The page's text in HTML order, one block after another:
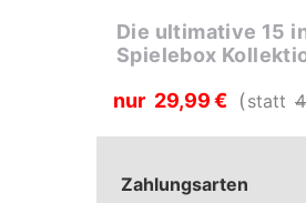
Die ultimative 15
Spielebox
nur 29 99€ statt
Zahlungsarten